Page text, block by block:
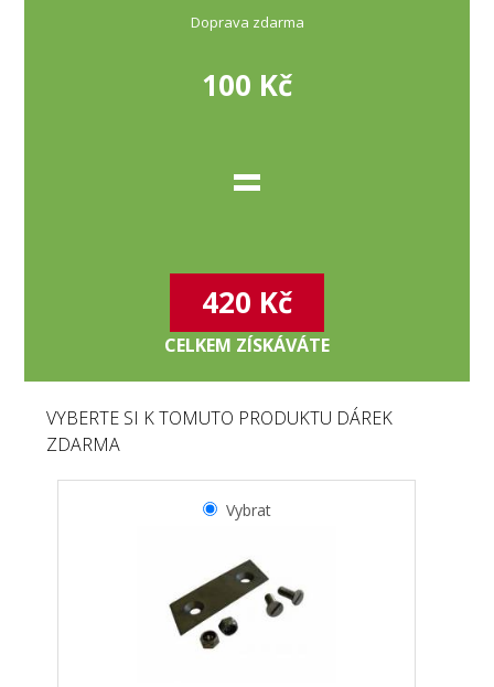
Doprava zdarma
100 Kč
=
420 Kč
CELKEM ZÍSKÁVÁTE
VYBERTE SI K TOMUTO PRODUKTU DÁREK
ZDARMA
Vybrat